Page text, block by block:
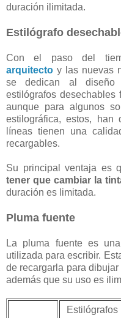
duración ilimitada.
Estilógrafo
Con el paso del
arquitecto y las nuevas
se dedican al
estilógrafos desechables
aunque para algunos
estilográfica, estos,
líneas tienen una
recargables.
Su principal ventaja es
tener que cambiar la
duración es limitada.
Pluma fuente
La pluma fuente es
utilizada para escribir.
de recargarla para
además que su uso es